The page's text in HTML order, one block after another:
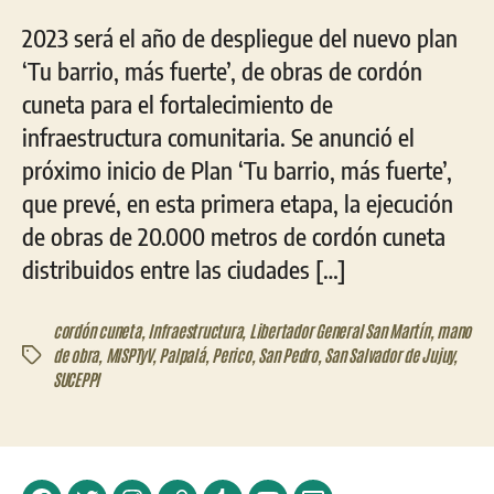
2023 será el año de despliegue del nuevo plan
‘Tu barrio, más fuerte’, de obras de cordón
cuneta para el fortalecimiento de
infraestructura comunitaria. Se anunció el
próximo inicio de Plan ‘Tu barrio, más fuerte’,
que prevé, en esta primera etapa, la ejecución
de obras de 20.000 metros de cordón cuneta
distribuidos entre las ciudades […]
Etiquetas
cordón cuneta, Infraestructura, Libertador General San Martín, mano
de obra, MISPTyV,Palpalá, Perico, San Pedro, San Salvador de Jujuy,
SUCEPPI